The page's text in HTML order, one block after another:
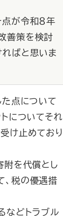
が令和８年
善策を検討
ればと思いま
た点について
についてそれ
け止めており
附を代償とし
、税の優遇措
などトラブル